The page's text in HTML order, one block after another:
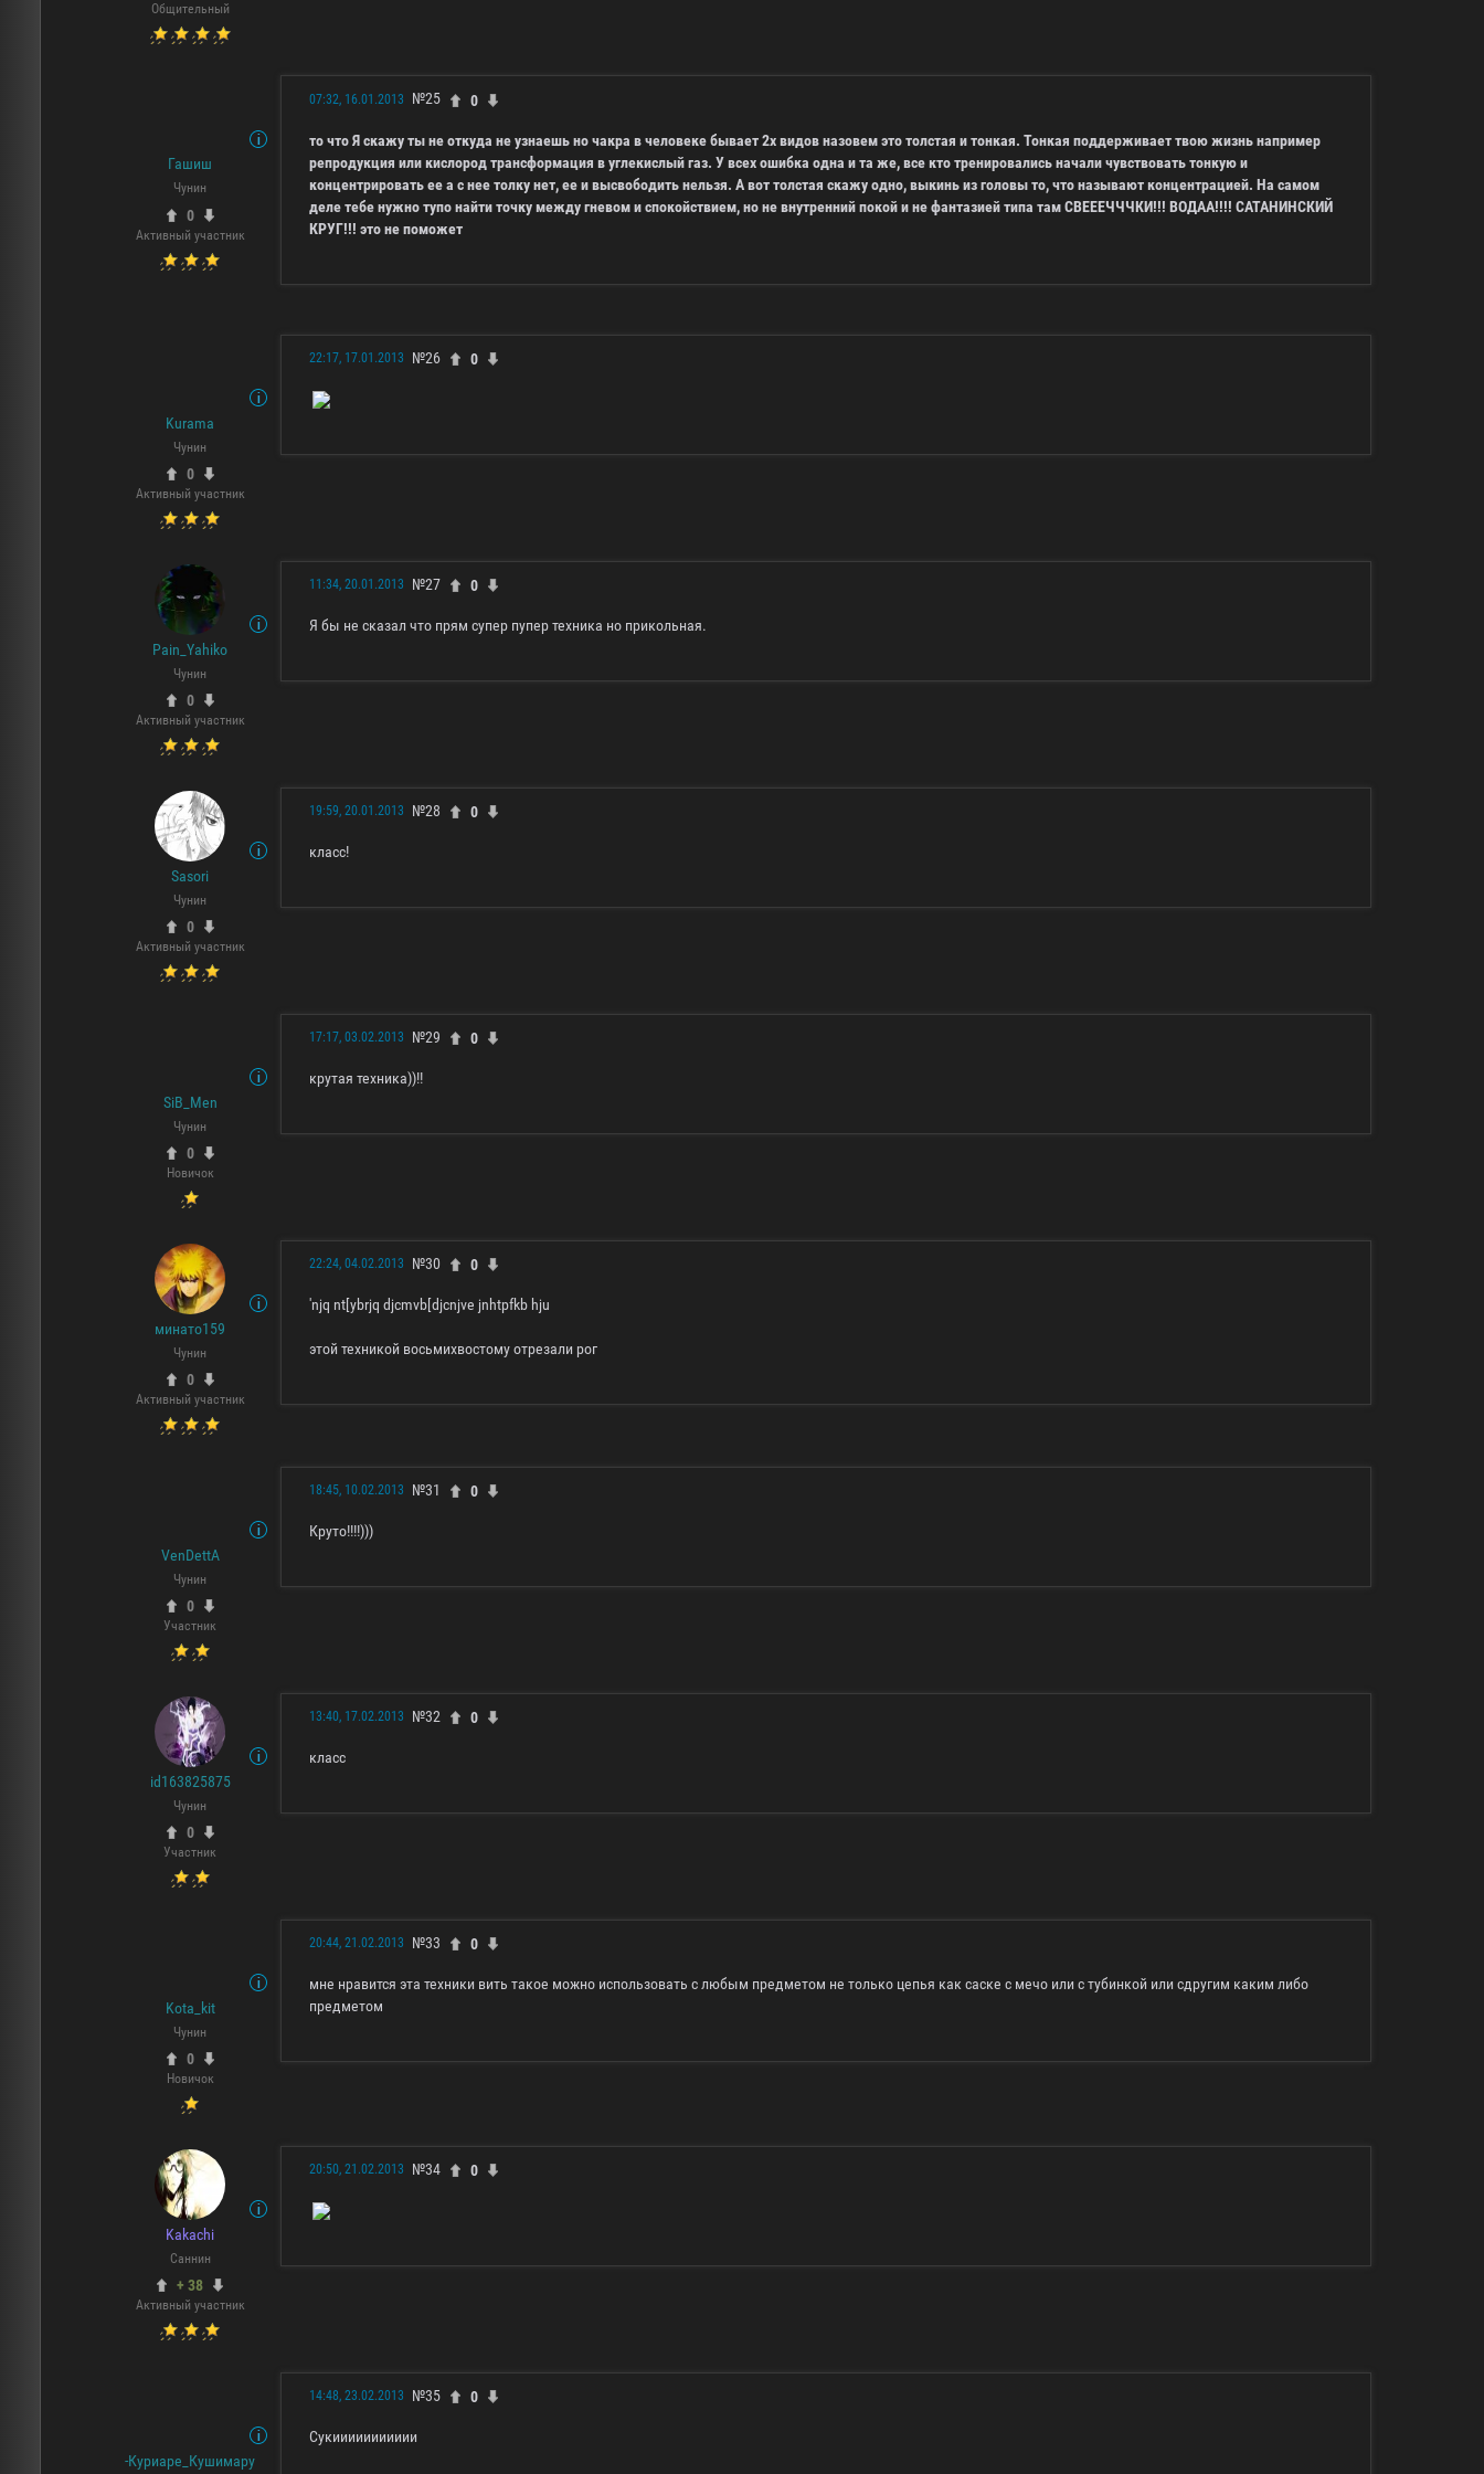
Общительный
Гашиш
Чунин
0
Активный участник
07:32, 16.01.2013 №25 0
то что Я скажу ты не откуда не узнаешь но чакра в человеке бывает 2х видов назовем это толстая и тонкая. Тонкая поддерживает твою жизнь например
репродукция или кислород трансформация в углекислый газ. У всех ошибка одна и та же, все кто тренировались начали чувствовать тонкую и
концентрировать ее а с нее толку нет, ее и высвободить нельзя. А вот толстая скажу одно, выкинь из головы то, что называют концентрацией. На самом
деле тебе нужно тупо найти точку между гневом и спокойствием, но не внутренний покой и не фантазией типа там СВЕЕЕЧЧЧКИ!!! ВОДАА!!!! САТАНИНСКИЙ
КРУГ!!! это не поможет
Kurama
Чунин
0
Активный участник
22:17, 17.01.2013 №26 0
Pain_Yahiko
Чунин
0
Активный участник
11:34, 20.01.2013 №27 0
Я бы не сказал что прям супер пупер техника но прикольная.
Sasori
Чунин
0
Активный участник
19:59, 20.01.2013 №28 0
класс!
SiB_Men
Чунин
0
Новичок
17:17, 03.02.2013 №29 0
крутая техника))!!
минато159
Чунин
0
Активный участник
22:24, 04.02.2013 №30 0
'njq nt[ybrjq djcmvb[djcnjve jnhtpfkb hju
этой техникой восьмихвостому отрезали рог
VenDettA
Чунин
0
Участник
18:45, 10.02.2013 №31 0
Круто!!!!)))
id163825875
Чунин
0
Участник
13:40, 17.02.2013 №32 0
класс
Kota_kit
Чунин
0
Новичок
20:44, 21.02.2013 №33 0
мне нравится эта техники вить такое можно использовать с любым предметом не только цепья как саске с мечо или с тубинкой или сдругим каким либо
предметом
Kakachi
Саннин
+ 38
Активный участник
20:50, 21.02.2013 №34 0
-Куриаре_Кушимару
14:48, 23.02.2013 №35 0
Сукиииииииииии